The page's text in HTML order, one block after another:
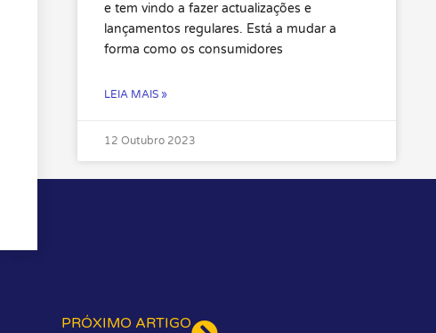
e tem vindo a fazer actualizações e
lançamentos regulares. Está a mudar a
forma como os consumidores
LEIA MAIS »
12 Outubro 2023
PRÓXIMO ARTIGO